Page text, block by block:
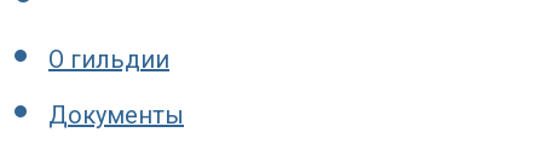
О гильдии
Документы